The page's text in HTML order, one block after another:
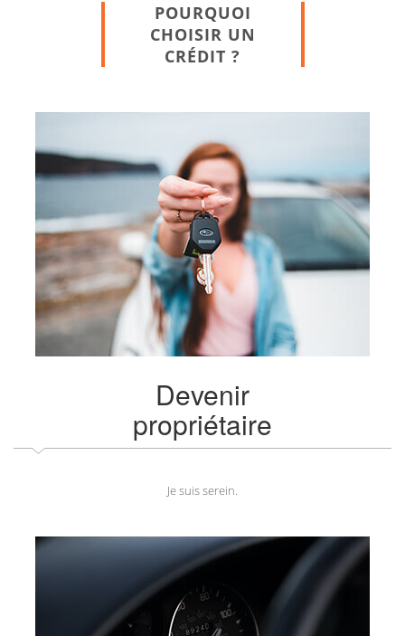
POURQUOI
CHOISIR UN
CRÉDIT ?
Devenir
propriétaire
Je suis serein.